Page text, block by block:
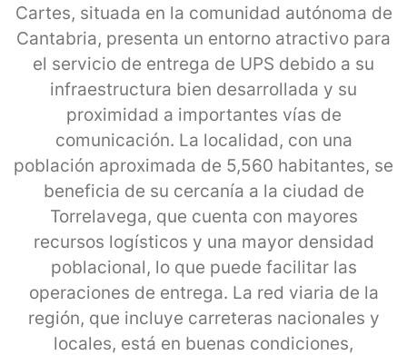
Cartes, situada en la comunidad autónoma de
Cantabria, presenta un entorno atractivo para
el servicio de entrega de UPS debido a su
infraestructura bien desarrollada y su
proximidad a importantes vías de
comunicación. La localidad, con una
población aproximada de 5,560 habitantes, se
beneficia de su cercanía a la ciudad de
Torrelavega, que cuenta con mayores
recursos logísticos y una mayor densidad
poblacional, lo que puede facilitar las
operaciones de entrega. La red viaria de la
región, que incluye carreteras nacionales y
locales, está en buenas condiciones,